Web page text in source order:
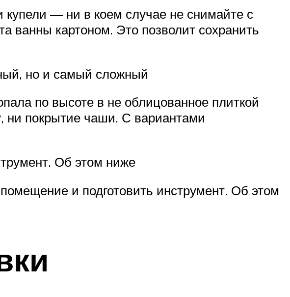
купели — ни в коем случае не снимайте с
картоном. Это позволит сохранить
но и самый сложный
по высоте в не облицованное плиткой
ни покрытие чаши. С вариантами
Об этом ниже
и подготовить инструмент. Об этом